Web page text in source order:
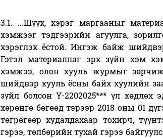
3.1. ...Шүүх, хэрэг маргааныг
хэмжээг тэдгээрийн агуулга,
хэрэглэх ёстой. Ингэж байж
Гэтэл материаллаг эрх зүйн хэм
хэмжээ, олон хууль журмыг
шийдвэр хууль ёсны байх хуулийн
зүйл болсон Ү-2202025*** үл
хөрөнгө бөгөөд тэрээр 2018 оны 01
төгрөгөөр худалдахаар тохирч,
гэрээ, төлбөрийн тухай гэрээ